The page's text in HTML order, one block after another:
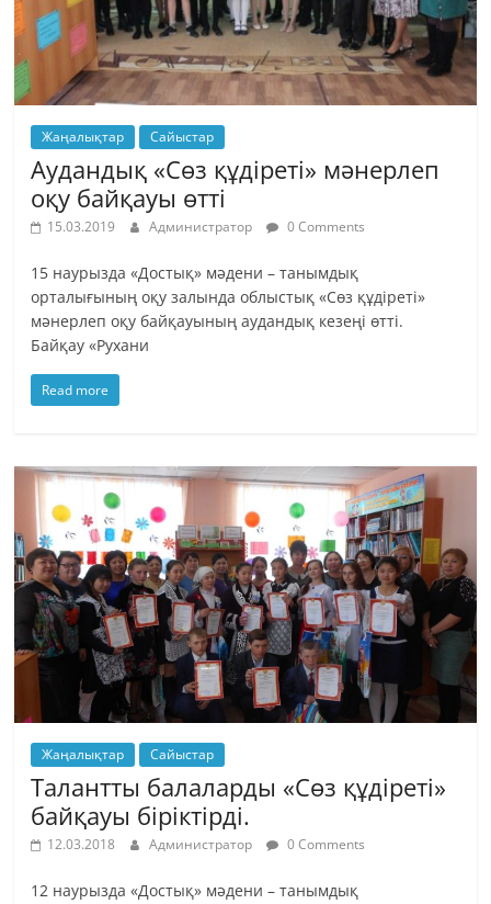
Жаңалықтар Сайыстар
Аудандық «Сөз құдіреті» мәнерлеп
оқу байқауы өтті
15.03.2019 Администратор 0 Comments
15 наурызда «Достық» мәдени – танымдық
орталығының оқу залында облыстық «Сөз құдіреті»
мәнерлеп оқу байқауының аудандық кезеңі өтті.
Байқау «Рухани
Read more
Жаңалықтар Сайыстар
Талантты балаларды «Сөз құдіреті»
байқауы біріктірді.
12.03.2018 Администратор 0 Comments
12 наурызда «Достық» мәдени – танымдық